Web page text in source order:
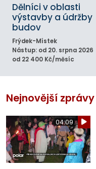
Dělníci v oblasti
výstavby a údržby
budov
Frýdek-Místek
Nástup: od 20. srpna 2026
od 22 400 Kč/měsíc
Nejnovější zprávy
04:09